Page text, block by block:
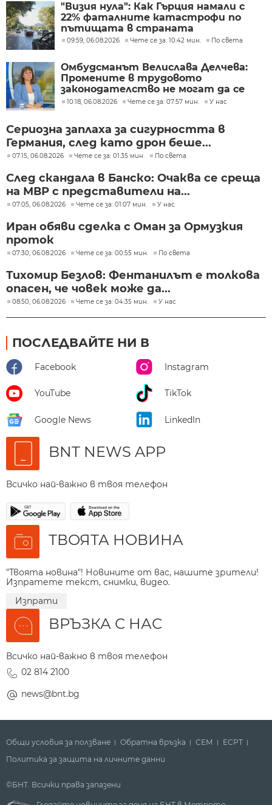
"Визия нула": Как Гърция намали с
22% фаталните катастрофи по
пътищата в страната
09:59, 06.08.2026 Чете се за: 10:42 мин. По света
Омбудсманът Велислава Делчева:
Промените в трудовото
законодателство не могат да се
правят през бюджета
10:18, 06.08.2026 Чете се за: 07:57 мин. У нас
Сериозна заплаха за сигурността в
Германия, след като дрон беше...
07:15, 06.08.2026 Чете се за: 01:35 мин. По света
След скандала в Банско: Очаква се среща
на МВР с представители на...
07:05, 06.08.2026 Чете се за: 01:07 мин. У нас
Иран обяви сделка с Оман за Ормузкия
проток
07:30, 06.08.2026 Чете се за: 00:55 мин. По света
Тихомир Безлов: Фентанилът е толкова
опасен, че човек може да...
08:50, 06.08.2026 Чете се за: 04:35 мин. У нас
ПОСЛЕДВАЙТЕ НИ В
Facebook Instagram
YouTube TikTok
Google News LinkedIn
BNT NEWS APP
Всичко най-важно в твоя телефон
ТВОЯТА НОВИНА
"Твоята новина"! Новините от вас, нашите зрители!
Изпратете текст, снимки, видео.
Изпрати
ВРЪЗКА С НАС
Всичко най-важно в твоя телефон
02 814 2100
news@bnt.bg
Общи условия за ползване Обратна връзка СЕМ
ECPT
Политика за защита на личните данни
©БНТ. Всички права запазени